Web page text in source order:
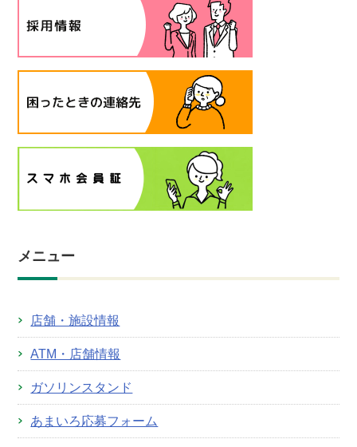
メニュー
店舗・施設情報
ATM・店舗情報
ガソリンスタンド
あまいろ応募フォーム